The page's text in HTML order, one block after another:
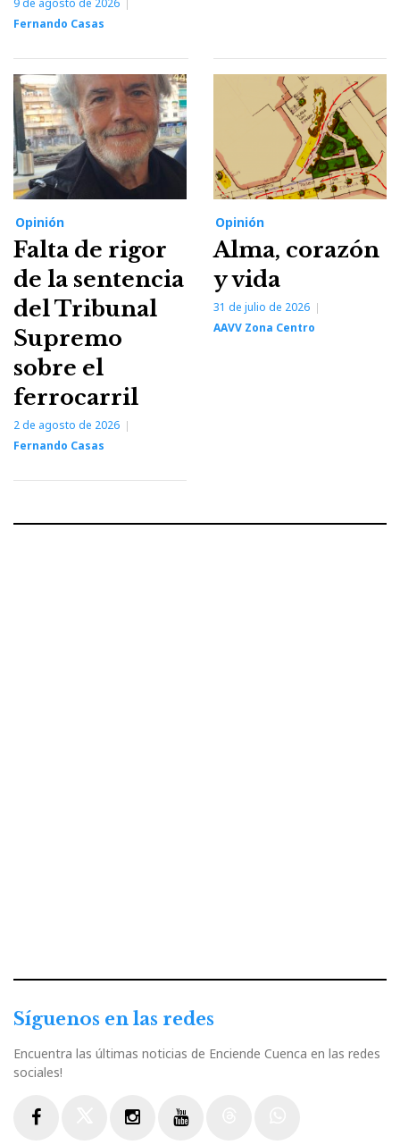
9 de agosto de 2026
Fernando Casas
Opinión
Falta de rigor
de la sentencia
del Tribunal
Supremo
sobre el
ferrocarril
2 de agosto de 2026
Fernando Casas
Opinión
Alma, corazón
y vida
31 de julio de 2026
AAVV Zona Centro
Síguenos en las redes
Encuentra las últimas noticias de Enciende Cuenca en las redes
sociales!